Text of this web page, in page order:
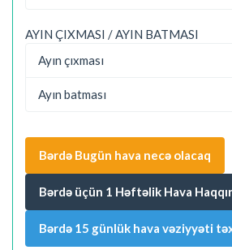
AYIN ÇIXMASI / AYIN BATMASI
Ayın çıxması
Ayın batması
Bərdə Bugün hava necə olacaq
Bərdə üçün 1 Həftəlik Hava
Bərdə 15 günlük hava vəziyyəti